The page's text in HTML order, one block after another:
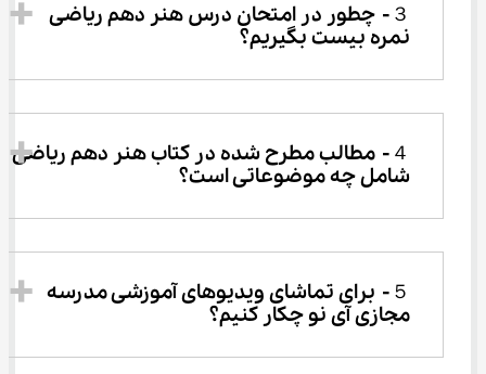
３-	چطور در امتحان درس هنر دهم ریاضی
نمره بیست بگیریم؟
４-	مطالب مطرح شده در کتاب هنر دهم ریاضی
شامل چه موضوعاتی است؟
５-	برای تماشای ویدیوهای آموزشی مدرسه
مجازی آی نو چکار کنیم؟